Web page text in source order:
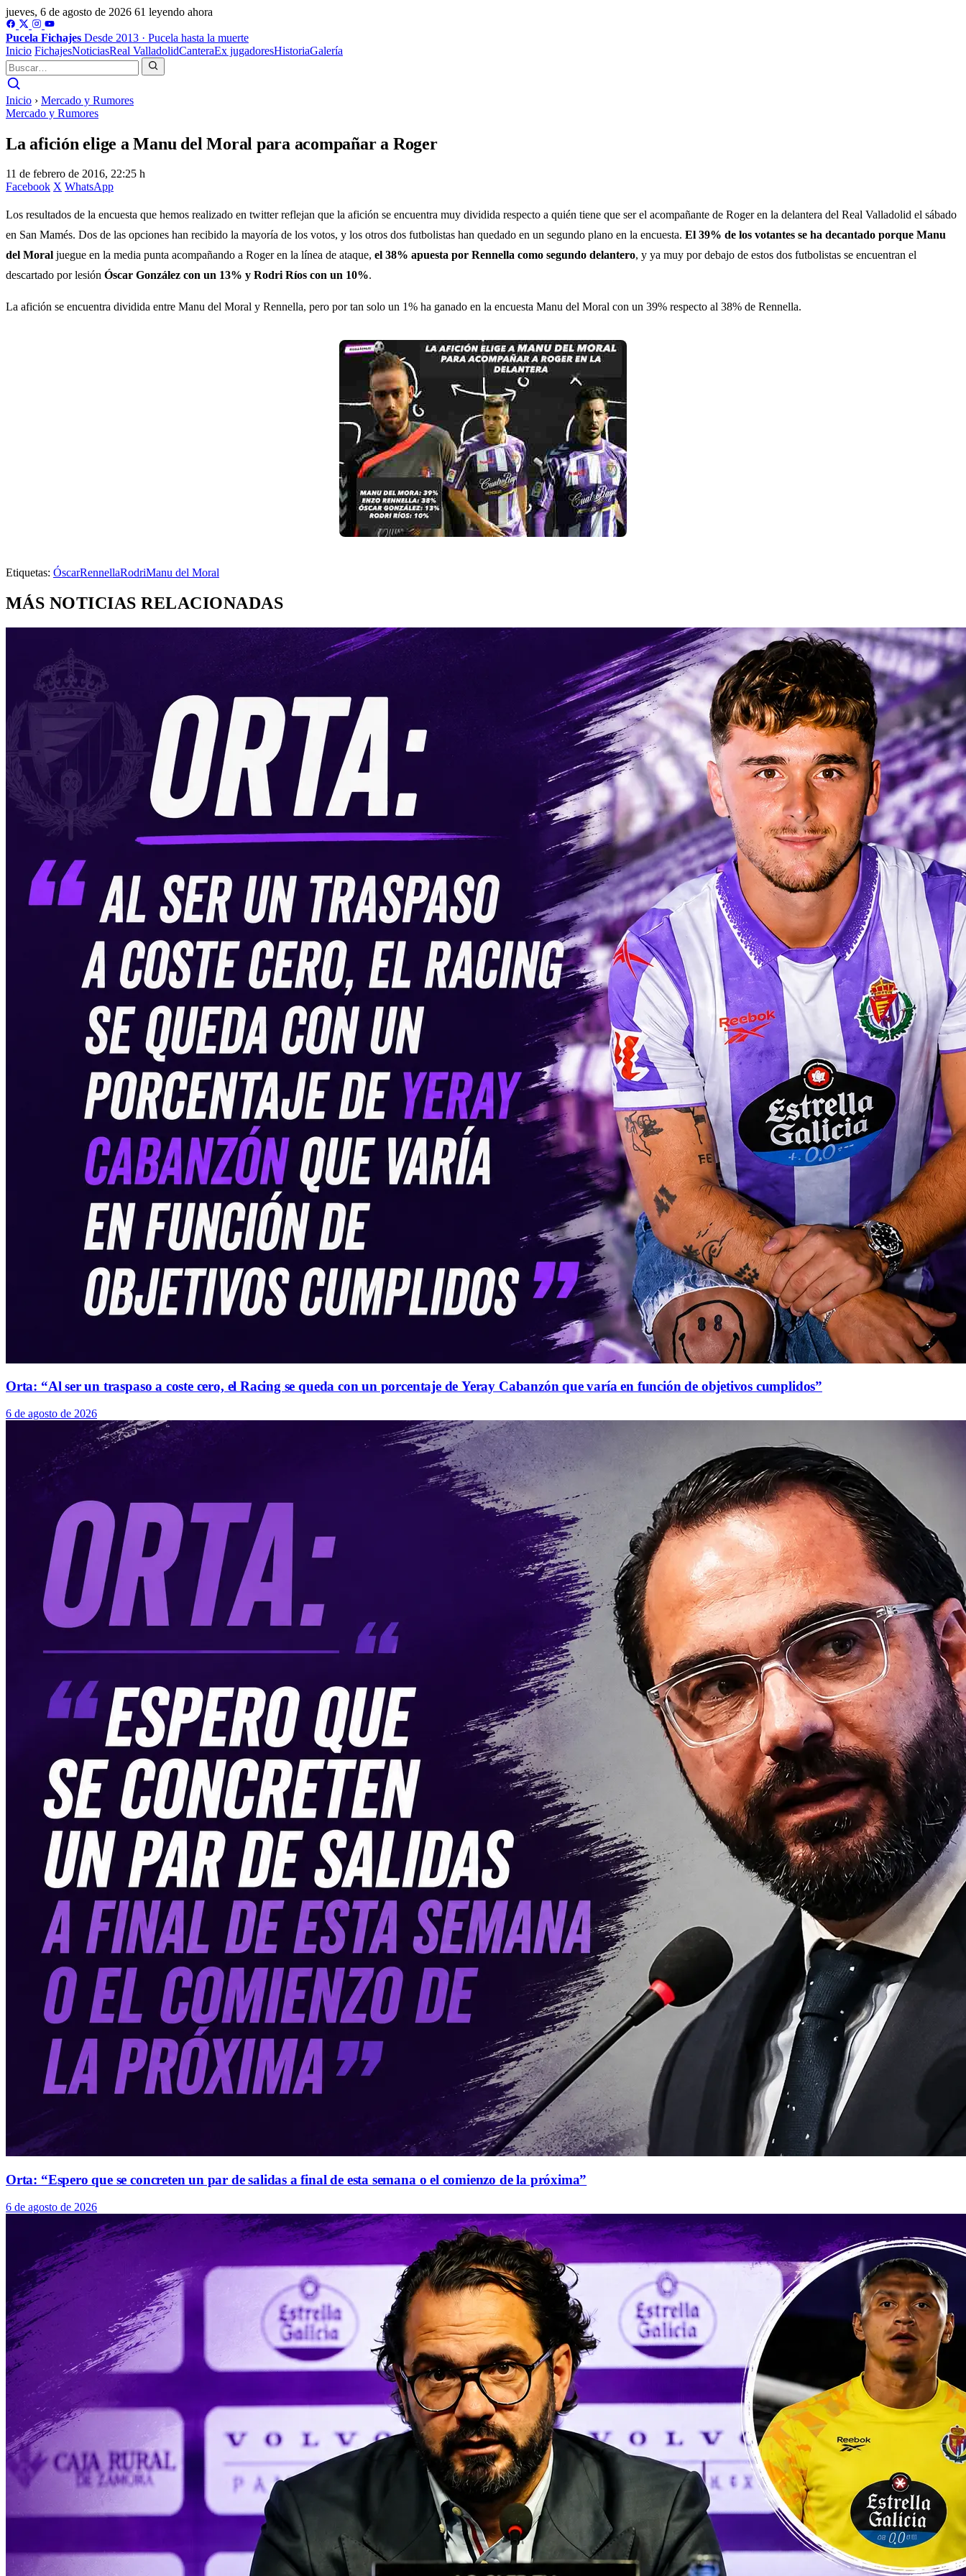
jueves, 6 de agosto de 2026 61 leyendo ahora
Pucela Fichajes Desde 2013 · Pucela hasta la muerte
Inicio FichajesNoticiasReal ValladolidCanteraEx jugadoresHistoriaGalería
Inicio › Mercado y Rumores
Mercado y Rumores
La afición elige a Manu del Moral para acompañar a Roger
11 de febrero de 2016, 22:25 h
Facebook X WhatsApp
Los resultados de la encuesta que hemos realizado en twitter reflejan que la afición se encuentra muy dividida respecto a quién tiene que ser el acompañante de Roger en la delantera del Real Valladolid el sábado
en San Mamés. Dos de las opciones han recibido la mayoría de los votos, y los otros dos futbolistas han quedado en un segundo plano en la encuesta. El 39% de los votantes se ha decantado porque Manu
del Moral juegue en la media punta acompañando a Roger en la línea de ataque, el 38% apuesta por Rennella como segundo delantero, y ya muy por debajo de estos dos futbolistas se encuentran el
descartado por lesión Óscar González con un 13% y Rodri Ríos con un 10%.
La afición se encuentra dividida entre Manu del Moral y Rennella, pero por tan solo un 1% ha ganado en la encuesta Manu del Moral con un 39% respecto al 38% de Rennella.
Etiquetas: ÓscarRennellaRodriManu del Moral
MÁS NOTICIAS RELACIONADAS
Orta: “Al ser un traspaso a coste cero, el Racing se queda con un porcentaje de Yeray Cabanzón que varía en función de objetivos cumplidos”
6 de agosto de 2026
Orta: “Espero que se concreten un par de salidas a final de esta semana o el comienzo de la próxima”
6 de agosto de 2026